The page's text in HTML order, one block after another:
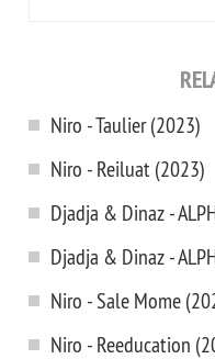
Niro - Taulier (2023)
Niro - Reiluat (2023)
Djadja & Dinaz -
Djadja & Dinaz -
Niro - Sale Mome
Niro - Reeducation